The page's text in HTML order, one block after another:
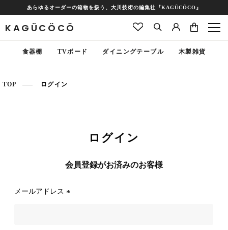
あらゆるオーダーの箱物を扱う、大川技術の編集社『KAGÜCÖCO』
KAGÜCÖCÖ
食器棚 TVボード ダイニングテーブル 木製雑貨
TOP ログイン
ログイン
会員登録がお済みのお客様
メールアドレス